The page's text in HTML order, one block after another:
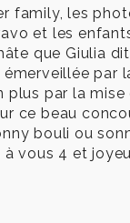
family, les
et les
que Giulia dit
par
plus par la
ce beau
bouli ou
à vous 4 et